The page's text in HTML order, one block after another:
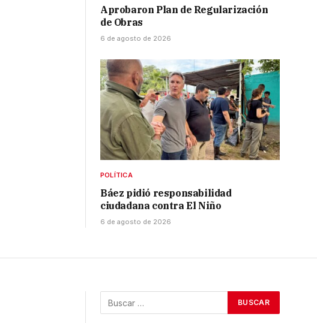
Aprobaron Plan de Regularización
de Obras
6 de agosto de 2026
POLÍTICA
Báez pidió responsabilidad
ciudadana contra El Niño
6 de agosto de 2026